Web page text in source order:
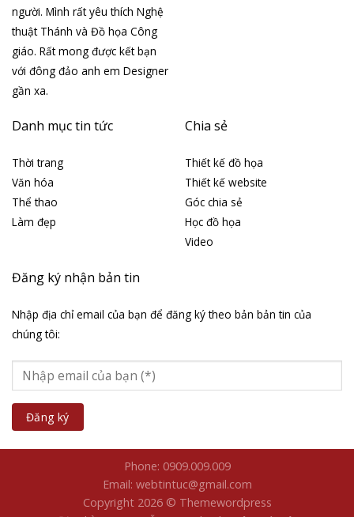
người. Mình rất yêu thích Nghệ
thuật Thánh và Đồ họa Công
giáo. Rất mong được kết bạn
với đông đảo anh em Designer
gần xa.
Danh mục tin tức
Thời trang
Văn hóa
Thể thao
Làm đẹp
Chia sẻ
Thiết kế đồ họa
Thiết kế website
Góc chia sẻ
Học đồ họa
Video
Đăng ký nhận bản tin
Nhập địa chỉ email của bạn để đăng ký theo bản bản tin của
chúng tôi:
Phone: 0909.009.009
Email: webtintuc@gmail.com
Copyright 2026 © Themewordpress